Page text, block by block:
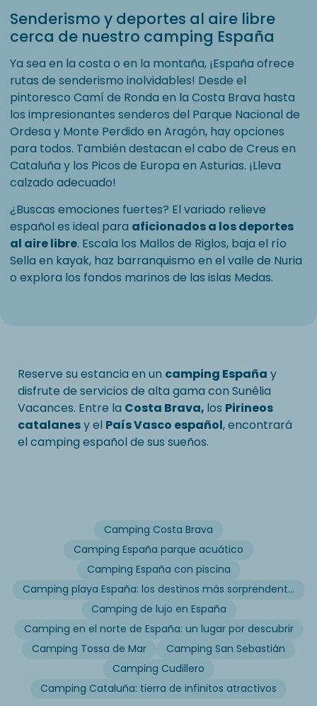
Senderismo y deportes al aire libre
cerca de nuestro camping España
Ya sea en la costa o en la montaña, ¡España ofrece
rutas de senderismo inolvidables! Desde el
pintoresco Camí de Ronda en la Costa Brava hasta
los impresionantes senderos del Parque Nacional de
Ordesa y Monte Perdido en Aragón, hay opciones
para todos. También destacan el cabo de Creus en
Cataluña y los Picos de Europa en Asturias. ¡Lleva
calzado adecuado!
¿Buscas emociones fuertes? El variado relieve
español es ideal para aficionados a los deportes
al aire libre. Escala los Mallos de Riglos, baja el río
Sella en kayak, haz barranquismo en el valle de Nuria
o explora los fondos marinos de las islas Medas.
Reserve su estancia en un camping España y
disfrute de servicios de alta gama con Sunêlia
Vacances. Entre la Costa Brava, los Pirineos
catalanesy el País Vasco español, encontrará
el camping español de sus sueños.
Camping Costa Brava
Camping España parque acuático
Camping España con piscina
Camping playa España: los destinos más sorprendentes
Camping de lujo en España
Camping en el norte de España: un lugar por descubrir
Camping Tossa de Mar
Camping San Sebastián
Camping Cudillero
Camping Cataluña: tierra de infinitos atractivos